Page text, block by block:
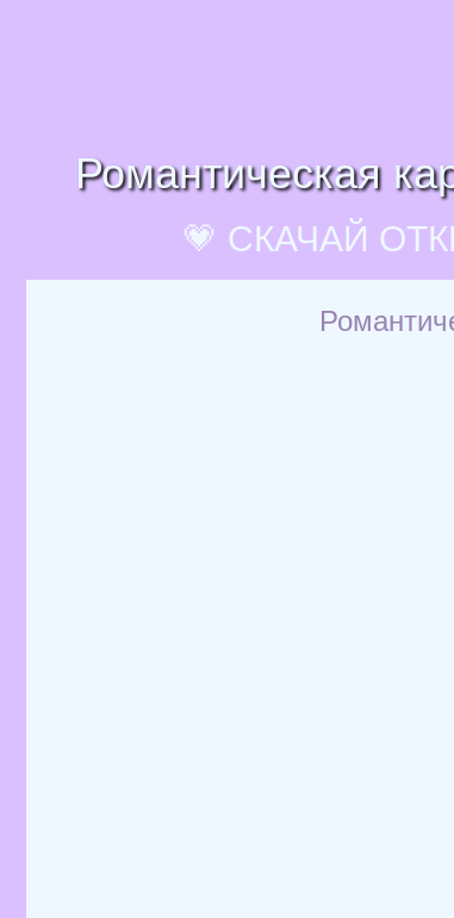
Романтическая
💗 СКАЧАЙ